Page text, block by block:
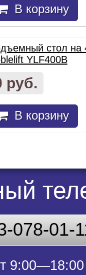
В корзину
стол на
YLF400B
руб.
В корзину
078-01-
9:00—18:00